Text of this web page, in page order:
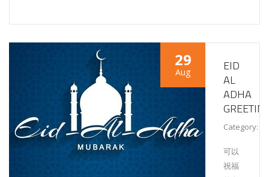
29
Aug
EID
AL
ADHA
Category:
可以
祝福